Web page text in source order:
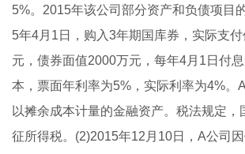
5%。2015年该公司部分资产和负债项目
5年4月1日，购入3年期国库券，实际支
元，债券面值2000万元，每年4月1日付
本，票面年利率为5%，实际利率为4%。
以摊余成本计量的金融资产。税法规定，
征所得税。(2)2015年12月10日，A公司